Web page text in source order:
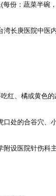
份：蔬菜半碗
湾长庚医院中医
红、橘或黄色
处的合谷穴、
附设医院针伤科